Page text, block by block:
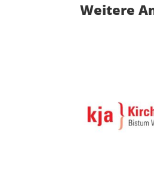
Weitere